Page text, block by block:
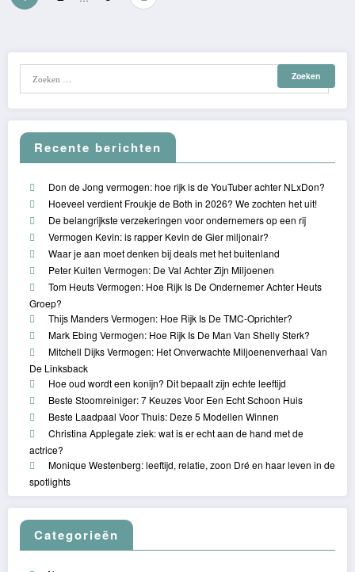
Recente berichten
Don de Jong vermogen: hoe rijk is de YouTuber achter NLxDon?
Hoeveel verdient Froukje de Both in 2026? We zochten het uit!
De belangrijkste verzekeringen voor ondernemers op een rij
Vermogen Kevin: is rapper Kevin de Gier miljonair?
Waar je aan moet denken bij deals met het buitenland
Peter Kuiten Vermogen: De Val Achter Zijn Miljoenen
Tom Heuts Vermogen: Hoe Rijk Is De Ondernemer Achter Heuts
Groep?
Thijs Manders Vermogen: Hoe Rijk Is De TMC-Oprichter?
Mark Ebing Vermogen: Hoe Rijk Is De Man Van Shelly Sterk?
Mitchell Dijks Vermogen: Het Onverwachte Miljoenenverhaal Van
De Linksback
Hoe oud wordt een konijn? Dit bepaalt zijn echte leeftijd
Beste Stoomreiniger: 7 Keuzes Voor Een Echt Schoon Huis
Beste Laadpaal Voor Thuis: Deze 5 Modellen Winnen
Christina Applegate ziek: wat is er echt aan de hand met de
actrice?
Monique Westenberg: leeftijd, relatie, zoon Dré en haar leven in de
spotlights
Categorieën